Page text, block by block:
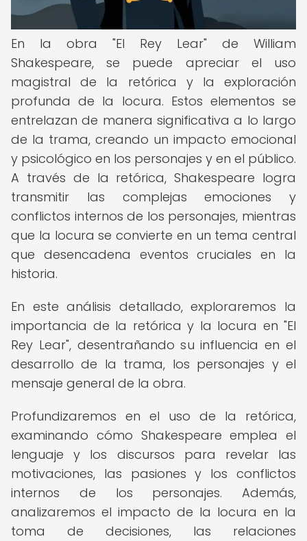
En la obra "El Rey Lear" de William
Shakespeare, se puede apreciar el uso
magistral de la retórica y la exploración
profunda de la locura. Estos elementos se
entrelazan de manera significativa a lo largo
de la trama, creando un impacto emocional
y psicológico en los personajes y en el público.
A través de la retórica, Shakespeare logra
transmitir las complejas emociones y
conflictos internos de los personajes, mientras
que la locura se convierte en un tema central
que desencadena eventos cruciales en la
historia.
En este análisis detallado, exploraremos la
importancia de la retórica y la locura en "El
Rey Lear", desentrañando su influencia en el
desarrollo de la trama, los personajes y el
mensaje general de la obra.
Profundizaremos en el uso de la retórica,
examinando cómo Shakespeare emplea el
lenguaje y los discursos para revelar las
motivaciones, las pasiones y los conflictos
internos de los personajes. Además,
analizaremos el impacto de la locura en la
toma de decisiones, las relaciones